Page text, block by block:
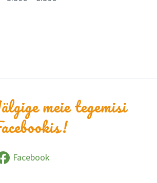
meie tegemisi
Facebook